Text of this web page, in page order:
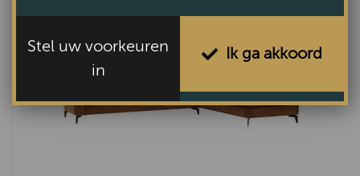
Stel uw voorkeuren
in
Ik ga akkoord